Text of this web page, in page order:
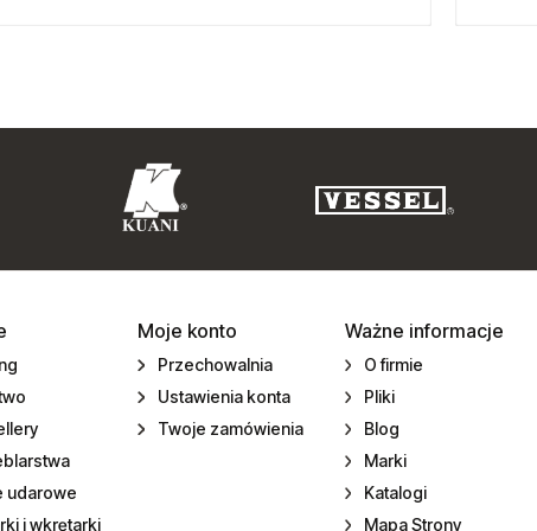
udarowe
i wkrętarki
Moje konto
Przechowalnia
Ustawienia konta
Twoje zamówienia
Ważne informacje
O firmie
Pliki
Blog
Marki
Katalogi
Mapa Strony